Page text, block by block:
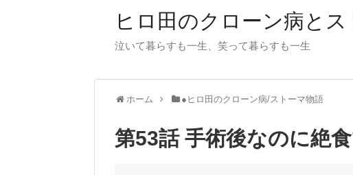
ヒロ田のクローン病と
泣いて暮らすも一生、笑って暮らすも一生
ホーム ●ヒロ田のクローン病/ストーマ物語
第53話 手術後なのに絶